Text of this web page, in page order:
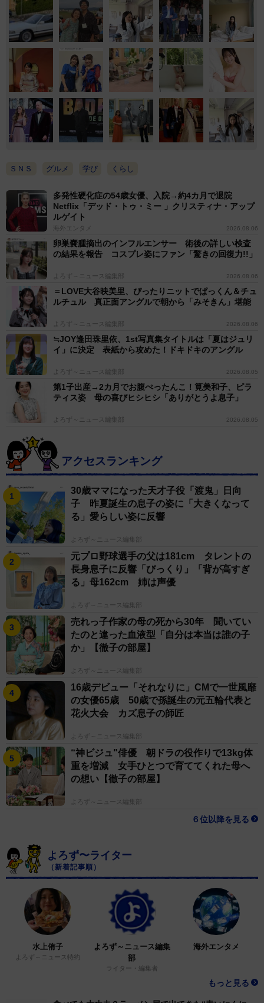
ＳＮＳ グルメ 学び くらし
多発性硬化症の54歳女優、入院→約4カ月で退院
Netflix「デッド・トゥ・ミー 」クリスティナ・アップ
ルゲイト
海外エンタメ 2026.08.06
卵巣嚢腫摘出のインフルエンサー 術後の詳しい検査
の結果を報告 コスプレ姿にファン「驚きの回復力!!」
よろず～ニュース編集部 2026.08.06
＝LOVE大谷映美里、ぴったりニットでぱっくん＆チュ
ルチュル 真正面アングルで朝から「みそきん」堪能
よろず～ニュース編集部 2026.08.06
≒JOY逢田珠里依、1st写真集タイトルは「夏はジュリ
イ」に決定 表紙から攻めた！ドキドキのアングル
よろず～ニュース編集部 2026.08.05
第1子出産→2カ月でお腹ぺったんこ！筧美和子、ピラ
ティス姿 母の喜びヒシヒシ「ありがとうよ息子」
よろず～ニュース編集部 2026.08.05
アクセスランキング
30歳ママになった天才子役「渡鬼」日向
子 昨夏誕生の息子の姿に「大きくなって
る」愛らしい姿に反響
よろず～ニュース編集部
元プロ野球選手の父は181cm タレントの
長身息子に反響「びっくり」「背が高すぎ
る」母162cm 姉は声優
よろず～ニュース編集部
売れっ子作家の母の死から30年 聞いてい
たのと違った血液型「自分は本当は誰の子
か」【徹子の部屋】
よろず～ニュース編集部
16歳デビュー「それなりに」CMで一世風靡
の女優65歳 50歳で孫誕生の元五輪代表と
花火大会 カズ息子の師匠
よろず～ニュース編集部
“神ビジュ"俳優 朝ドラの役作りで13kg体
重を増減 女手ひとつで育ててくれた母へ
の想い【徹子の部屋】
よろず～ニュース編集部
６位以降を見る
よろず〜ライター
（新着記事順）
水上侑子
よろず～ニュース特約
よろず～ニュース編集
部
ライター・編集者
海外エンタメ
もっと見る